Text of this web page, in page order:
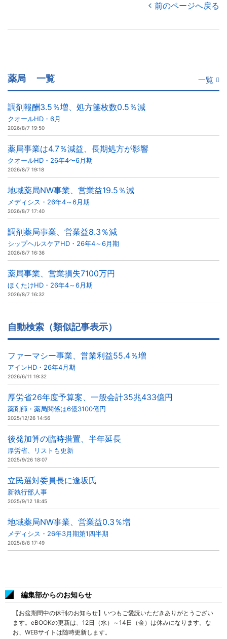
前のページへ戻る
薬局 一覧 一覧
調剤報酬3.5％増、処方箋枚数0.5％減
クオールHD・6月
2026/8/7 19:50
薬局事業は4.7％減益、長期処方が影響
クオールHD・26年4〜6月期
2026/8/7 19:18
地域薬局NW事業、営業益19.5％減
メディシス・26年4～6月期
2026/8/7 17:40
調剤薬局事業、営業益8.3％減
シップヘルスケアHD・26年4～6月期
2026/8/7 16:36
薬局事業、営業損失7100万円
ほくたけHD・26年4～6月期
2026/8/7 16:32
自動検索（類似記事表示）
ファーマシー事業、営業利益55.4％増
アインHD・26年4月期
2026/6/11 19:32
厚労省26年度予算案、一般会計35兆433億円
薬剤師・薬局関係は6億3100億円
2025/12/26 14:56
後発加算の臨時措置、半年延長
厚労省、リストも更新
2025/9/26 18:07
立民選対委員長に逢坂氏
新執行部人事
2025/9/12 18:45
地域薬局NW事業、営業益0.3％増
メディシス・26年3月期第1四半期
2025/8/8 17:49
編集部からのお知らせ
【お盆期間中の休刊のお知らせ】いつもご愛読いただきありがとうござい
ます。eBOOKの更新は、12日（水）～14日（金）は休みになります。な
お、WEBサイトは随時更新します。